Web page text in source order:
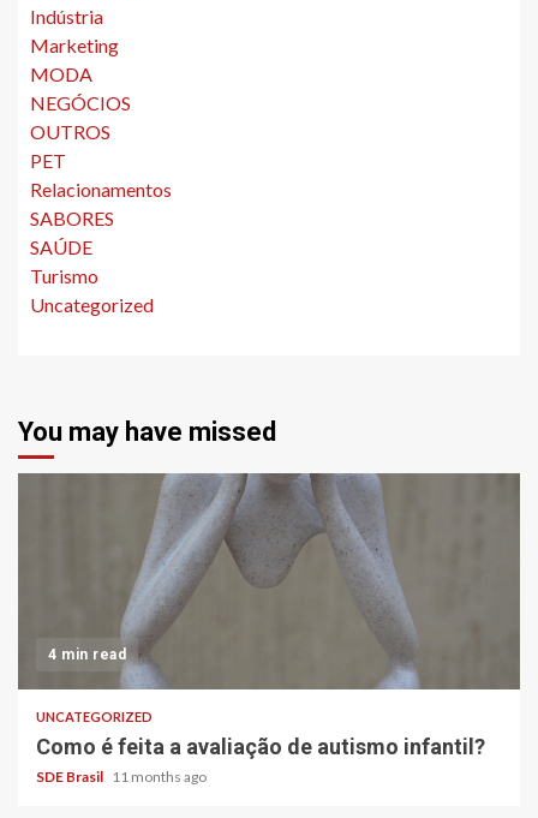
Indústria
Marketing
MODA
NEGÓCIOS
OUTROS
PET
Relacionamentos
SABORES
SAÚDE
Turismo
Uncategorized
You may have missed
4 min read
UNCATEGORIZED
Como é feita a avaliação de autismo infantil?
SDE Brasil 11 months ago